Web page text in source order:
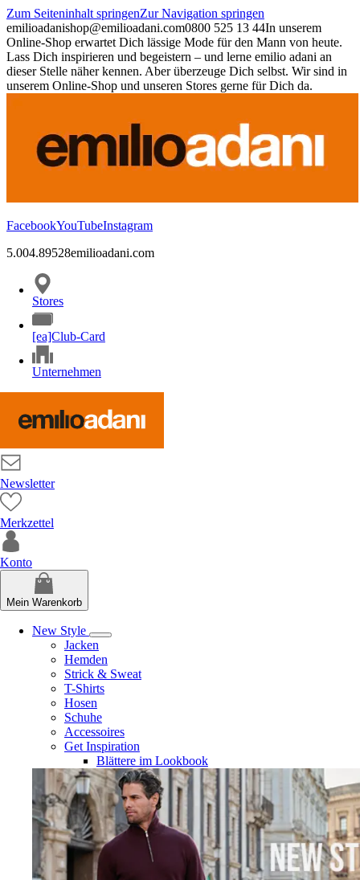
Zum Seiteninhalt springenZur Navigation springen
emilioadanishop@emilioadani.com0800 525 13 44In unserem
Online-Shop erwartet Dich lässige Mode für den Mann von heute.
Lass Dich inspirieren und begeistern – und lerne emilio adani an
dieser Stelle näher kennen. Aber überzeuge Dich selbst. Wir sind in
unserem Online-Shop und unseren Stores gerne für Dich da.
FacebookYouTubeInstagram
5.004.89528emilioadani.com
Stores
[ea]Club-Card
Unternehmen
Newsletter
Merkzettel
Konto
Mein Warenkorb
New Style
Jacken
Hemden
Strick & Sweat
T-Shirts
Hosen
Schuhe
Accessoires
Get Inspiration
Blättere im Lookbook